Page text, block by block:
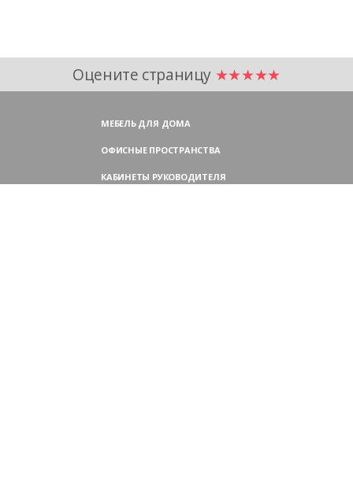
Оцените страницу ★★★★★
МЕБЕЛЬ ДЛЯ ДОМА
ОФИСНЫЕ ПРОСТРАНСТВА
КАБИНЕТЫ РУКОВОДИТЕЛЯ